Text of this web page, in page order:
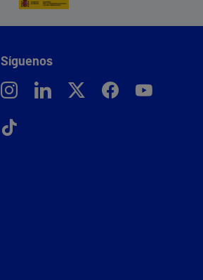
Síguenos